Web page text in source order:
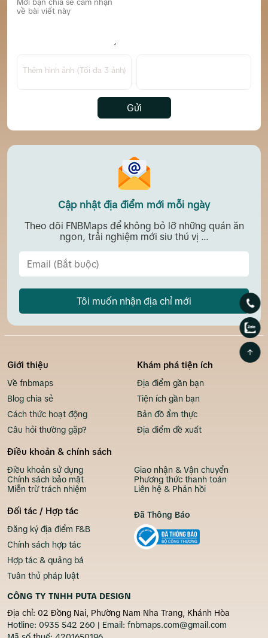
Thêm hình ảnh (Tối đa 3 ảnh)
Gửi
Cập nhật địa điểm mới mỗi ngày
Theo dõi FNBMaps để không bỏ lỡ những quán ăn
ngon, trải nghiệm mới siu thú vị ...
Tôi muốn nhận địa chỉ mới
Giới thiệu
Về fnbmaps
Blog chia sẻ
Cách thức hoạt động
Câu hỏi thường gặp?
Khám phá tiện ích
Địa điểm gần bạn
Tiện ích gần bạn
Bản đồ ẩm thực
Địa điểm đề xuất
Điều khoản & chính sách
Điều khoản sử dụng
Chính sách bảo mật
Miễn trừ trách nhiệm
Giao nhận & Vận chuyển
Phương thức thanh toán
Liên hệ & Phản hồi
Đối tác / Hợp tác
Đăng ký địa điểm F&B
Chính sách hợp tác
Hợp tác & quảng bá
Tuân thủ pháp luật
CÔNG TY TNHH PUTA DESIGN
Địa chỉ: 02 Đồng Nai, Phường Nam Nha Trang, Khánh Hòa
Hotline: 0935 542 260 | Email: fnbmaps.com@gmail.com
Đã Thông Báo